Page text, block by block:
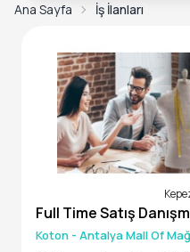
Ana Sayfa İş İlanları
Full Time Satış
Koton - Antalya Mall Of